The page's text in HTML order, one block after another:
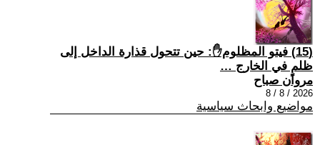
(15) فيتو المظلوم✋: حين تتحول قذارة الداخل إلى
ظلمٍ في الخارج …
مروان صباح
2026 / 8 / 8
مواضيع وابحاث سياسية